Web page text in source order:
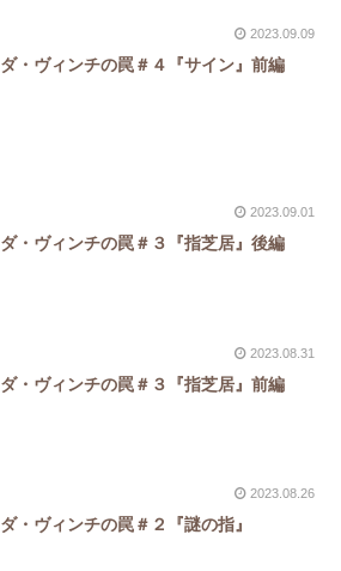
2023.09.09
ダ・ヴィンチの罠＃４『サイン』前編
2023.09.01
ダ・ヴィンチの罠＃３『指芝居』後編
2023.08.31
ダ・ヴィンチの罠＃３『指芝居』前編
2023.08.26
ダ・ヴィンチの罠＃２『謎の指』